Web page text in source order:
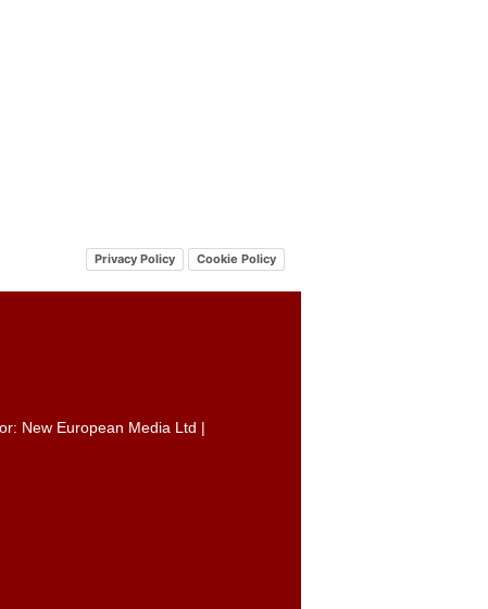
Privacy Policy Cookie Policy
New European Media Ltd |